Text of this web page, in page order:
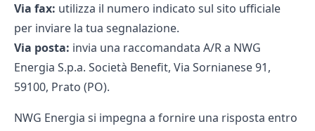
Via fax: utilizza il numero indicato sul sito ufficiale
per inviare la tua segnalazione.
Via posta: invia una raccomandata A/R a NWG
Energia S.p.a. Società Benefit, Via Sornianese 91,
59100, Prato (PO).
NWG Energia si impegna a fornire una risposta entro